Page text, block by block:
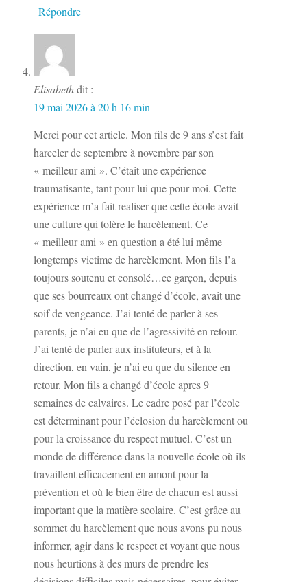
Répondre
Elisabeth dit :
19 mai 2026 à 20 h 16 min
Merci pour cet article. Mon fils de 9 ans s’est fait
harceler de septembre à novembre par son
« meilleur ami ». C’était une expérience
traumatisante, tant pour lui que pour moi. Cette
expérience m’a fait realiser que cette école avait
une culture qui tolère le harcèlement. Ce
« meilleur ami » en question a été lui même
longtemps victime de harcèlement. Mon fils l’a
toujours soutenu et consolé…ce garçon, depuis
que ses bourreaux ont changé d’école, avait une
soif de vengeance. J’ai tenté de parler à ses
parents, je n’ai eu que de l’agressivité en retour.
J’ai tenté de parler aux instituteurs, et à la
direction, en vain, je n’ai eu que du silence en
retour. Mon fils a changé d’école apres 9
semaines de calvaires. Le cadre posé par l’école
est déterminant pour l’éclosion du harcèlement ou
pour la croissance du respect mutuel. C’est un
monde de différence dans la nouvelle école où ils
travaillent efficacement en amont pour la
prévention et où le bien être de chacun est aussi
important que la matière scolaire. C’est grâce au
sommet du harcèlement que nous avons pu nous
informer, agir dans le respect et voyant que nous
nous heurtions à des murs de prendre les